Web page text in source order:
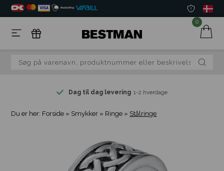
0
Dag til dag levering 1-2 hverdage
Du er her: Forside » Smykker » Ringe » Stålringe